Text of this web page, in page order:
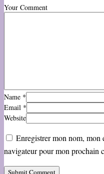
Your Comment
Name *
Email *
Website
Enregistrer mon nom, mon
navigateur pour mon prochain